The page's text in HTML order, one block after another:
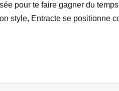
pour te faire gagner du
style, Entracte se positionne